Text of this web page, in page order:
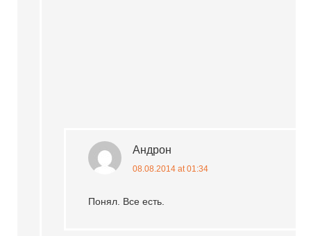
Андрон
08.08.2014 at 01:34
Понял. Все есть.